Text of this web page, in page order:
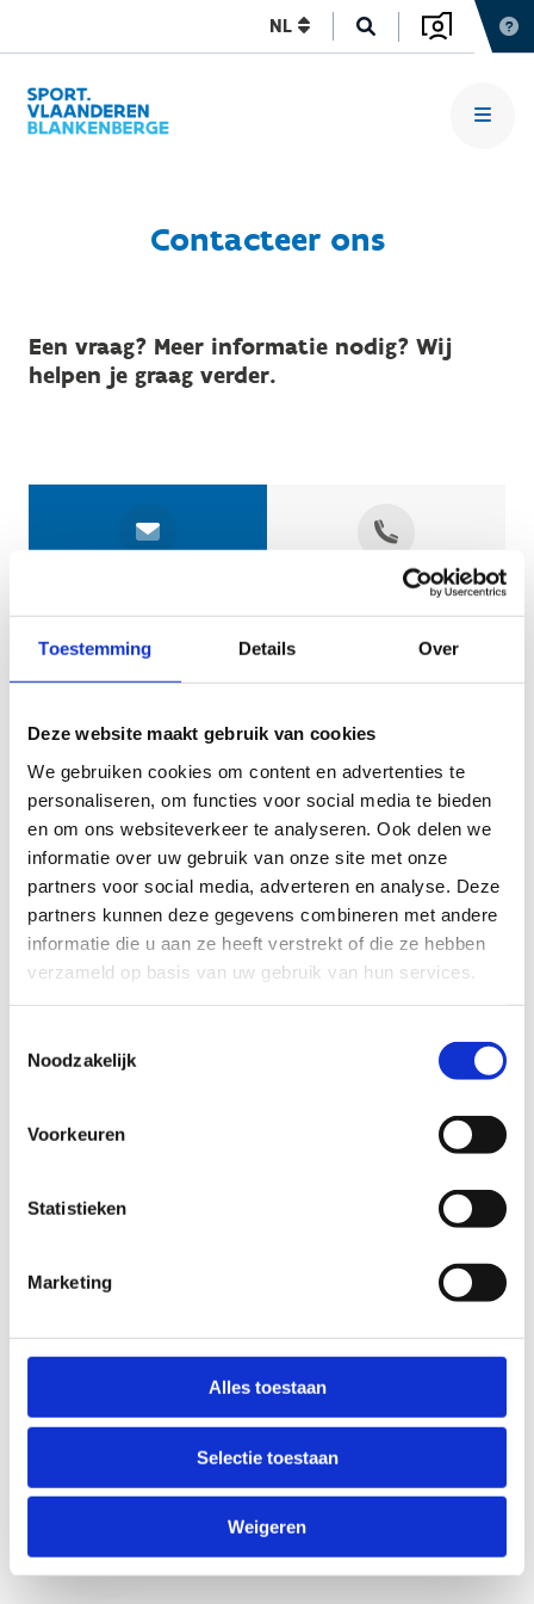
Toestemming Details Over
Deze website maakt gebruik van cookies
We gebruiken cookies om content en advertenties te
personaliseren, om functies voor social media te bieden
en om ons websiteverkeer te analyseren. Ook delen we
informatie over uw gebruik van onze site met onze
partners voor social media, adverteren en analyse. Deze
partners kunnen deze gegevens combineren met andere
informatie die u aan ze heeft verstrekt of die ze hebben
verzameld op basis van uw gebruik van hun services.
Noodzakelijk
Voorkeuren
Statistieken
Marketing
Alles toestaan
Selectie toestaan
Weigeren
NL
Contacteer ons
Een vraag? Meer informatie nodig? Wij
helpen je graag verder.
Geef aan tot welk domein jouw vraag behoort
KIES EEN DOMEIN
Jouw vraag
Anti-Robot Verification
Click to start verification
Verzend